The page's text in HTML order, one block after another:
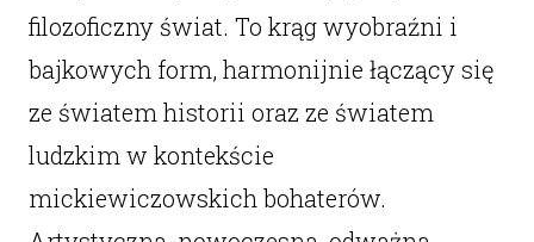
filozoficzny świat. To krąg wyobraźni i
bajkowych form, harmonijnie łączący się
ze światem historii oraz ze światem
ludzkim w kontekście
mickiewiczowskich bohaterów.